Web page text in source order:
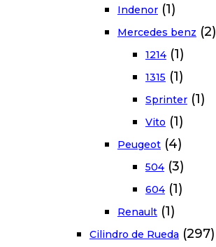
Indenor (1)
Mercedes benz (2)
1214 (1)
1315 (1)
Sprinter (1)
Vito (1)
Peugeot (4)
504 (3)
604 (1)
Renault (1)
Cilindro de Rueda (297)